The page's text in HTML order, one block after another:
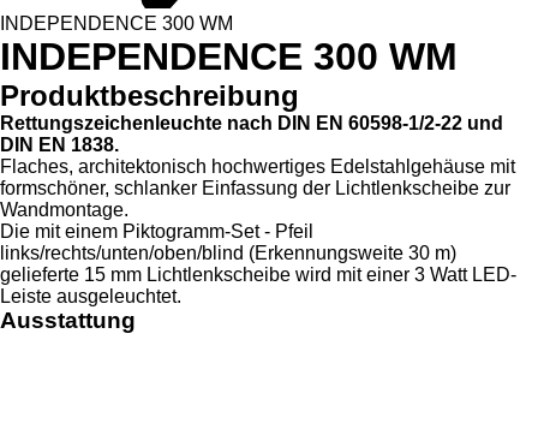
INDEPENDENCE 300 WM
INDEPENDENCE 300 WM
Produktbeschreibung
Rettungszeichenleuchte nach DIN EN 60598-1/2-22 und
DIN EN 1838.
Flaches, architektonisch hochwertiges Edelstahlgehäuse mit
formschöner, schlanker Einfassung der Lichtlenkscheibe zur
Wandmontage.
Die mit einem Piktogramm-Set - Pfeil
links/rechts/unten/oben/blind (Erkennungsweite 30 m)
gelieferte 15 mm Lichtlenkscheibe wird mit einer 3 Watt LED-
Leiste ausgeleuchtet.
Ausstattung